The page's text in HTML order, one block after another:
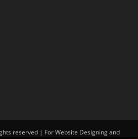
reserved | For Website Designing and